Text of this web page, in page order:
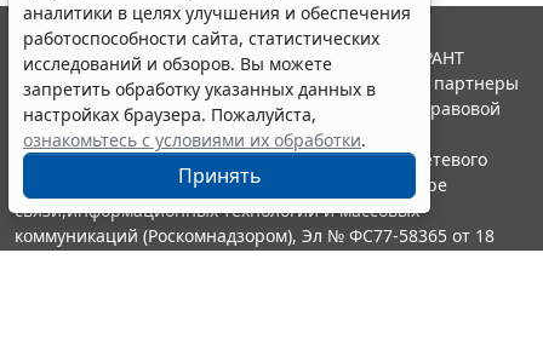
аналитики в целях улучшения и обеспечения
работоспособности сайта, статистических
исследований и обзоров. Вы можете
запретить обработку указанных данных в
настройках браузера. Пожалуйста,
ознакомьтесь с условиями их обработки.
Принять
© ООО "НПП "ГАРАНТ-СЕРВИС", 2026. Система ГАРАНТ
выпускается с 1990 года. Компания "Гарант" и ее партнеры
являются участниками Российской ассоциации правовой
информации ГАРАНТ.
Портал ГАРАНТ.РУ зарегистрирован в качестве сетевого
издания Федеральной службой по надзору в сфере
связи,информационных технологий и массовых
коммуникаций (Роскомнадзором), Эл № ФС77-58365 от 18